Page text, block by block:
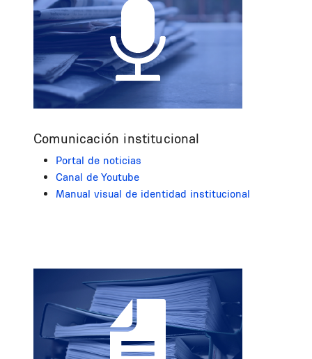
Comunicación institucional
Portal de noticias
Canal de Youtube
Manual visual de identidad institucional